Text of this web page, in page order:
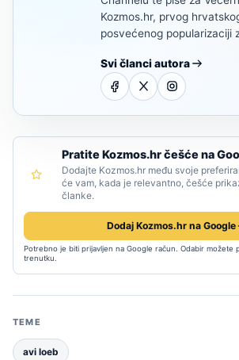
Kozmos.hr, prvog
posvećenog popularizaciji
Svi članci autora
Pratite Kozmos.hr češće na
Dodajte Kozmos.hr među svoje
će vam, kada je relevantno, češće
članke.
Dodaj Kozmos.hr na Google
Potrebno je biti prijavljen na Google račun. Odabir možete
trenutku.
TEME
avi loeb